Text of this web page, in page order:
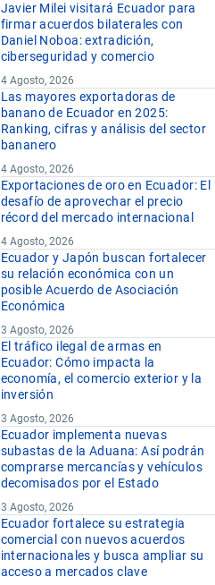
Javier Milei visitará Ecuador para
firmar acuerdos bilaterales con
Daniel Noboa: extradición,
ciberseguridad y comercio
4 Agosto, 2026
Las mayores exportadoras de
banano de Ecuador en 2025:
Ranking, cifras y análisis del sector
bananero
4 Agosto, 2026
Exportaciones de oro en Ecuador: El
desafío de aprovechar el precio
récord del mercado internacional
4 Agosto, 2026
Ecuador y Japón buscan fortalecer
su relación económica con un
posible Acuerdo de Asociación
Económica
3 Agosto, 2026
El tráfico ilegal de armas en
Ecuador: Cómo impacta la
economía, el comercio exterior y la
inversión
3 Agosto, 2026
Ecuador implementa nuevas
subastas de la Aduana: Así podrán
comprarse mercancías y vehículos
decomisados por el Estado
3 Agosto, 2026
Ecuador fortalece su estrategia
comercial con nuevos acuerdos
internacionales y busca ampliar su
acceso a mercados clave